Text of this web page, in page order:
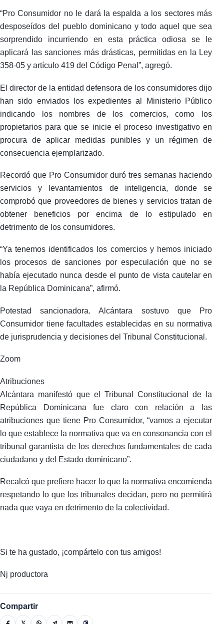
“Pro Consumidor no le dará la espalda a los sectores más
desposeídos del pueblo dominicano y todo aquel que sea
sorprendido incurriendo en esta práctica odiosa se le
aplicará las sanciones más drásticas, permitidas en la Ley
358-05 y artículo 419 del Código Penal”, agregó.
El director de la entidad defensora de los consumidores dijo
han sido enviados los expedientes al Ministerio Público
indicando los nombres de los comercios, como los
propietarios para que se inicie el proceso investigativo en
procura de aplicar medidas punibles y un régimen de
consecuencia ejemplarizado.
Recordó que Pro Consumidor duró tres semanas haciendo
servicios y levantamientos de inteligencia, donde se
comprobó que proveedores de bienes y servicios tratan de
obtener beneficios por encima de lo estipulado en
detrimento de los consumidores.
“Ya tenemos identificados los comercios y hemos iniciado
los procesos de sanciones por especulación que no se
había ejecutado nunca desde el punto de vista cautelar en
la República Dominicana”, afirmó.
Potestad sancionadora. Alcántara sostuvo que Pro
Consumidor tiene facultades establecidas en su normativa
de jurisprudencia y decisiones del Tribunal Constitucional.
Zoom
Atribuciones
Alcántara manifestó que el Tribunal Constitucional de la
República Dominicana fue claro con relación a las
atribuciones que tiene Pro Consumidor, “vamos a ejecutar
lo que establece la normativa que va en consonancia con el
tribunal garantista de los derechos fundamentales de cada
ciudadano y del Estado dominicano”.
Recalcó que prefiere hacer lo que la normativa encomienda
respetando lo que los tribunales decidan, pero no permitirá
nada que vaya en detrimento de la colectividad.
Si te ha gustado, ¡compártelo con tus amigos!
Nj productora
Compartir